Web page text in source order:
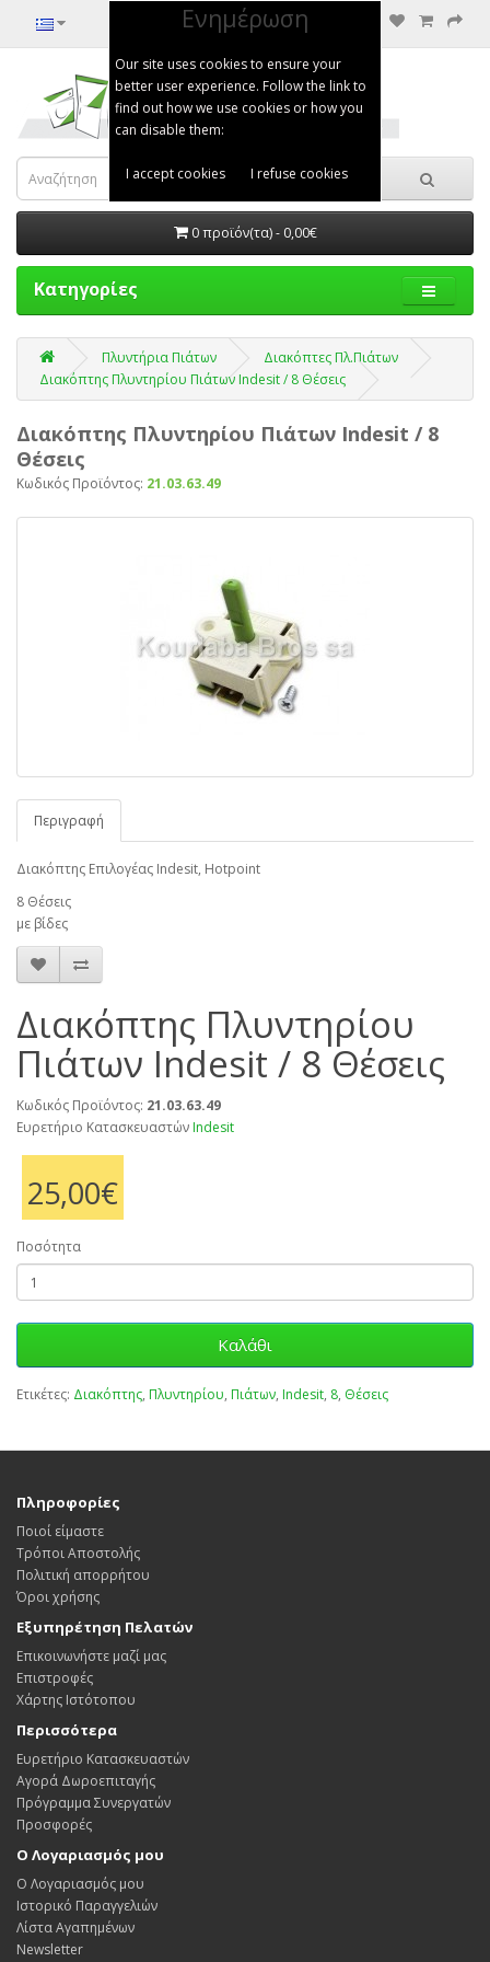
Ενημέρωση
Our site uses cookies to ensure your
better user experience. Follow the link to
find out how we use cookies or how you
can disable them:
I accept cookies I refuse cookies
0 προϊόν(τα) - 0,00€
Κατηγορίες
Πλυντήρια Πιάτων
Διακόπτες Πλ.Πιάτων
Διακόπτης Πλυντηρίου Πιάτων Indesit / 8 Θέσεις
Διακόπτης Πλυντηρίου Πιάτων Indesit / 8
Θέσεις
Κωδικός Προϊόντος: 21.03.63.49
Περιγραφή
Διακόπτης Επιλογέας Indesit, Hotpoint
8 Θέσεις
με βίδες
Διακόπτης Πλυντηρίου
Πιάτων Indesit / 8 Θέσεις
Κωδικός Προϊόντος: 21.03.63.49
Ευρετήριο Κατασκευαστών Indesit
25,00€
Ποσότητα
Καλάθι
Ετικέτες: Διακόπτης, Πλυντηρίου, Πιάτων, Indesit, 8, Θέσεις
Πληροφορίες
Ποιοί είμαστε
Τρόποι Αποστολής
Πολιτική απορρήτου
Όροι χρήσης
Εξυπηρέτηση Πελατών
Επικοινωνήστε μαζί μας
Επιστροφές
Χάρτης Ιστότοπου
Περισσότερα
Ευρετήριο Κατασκευαστών
Αγορά Δωροεπιταγής
Πρόγραμμα Συνεργατών
Προσφορές
Ο Λογαριασμός μου
Ο Λογαριασμός μου
Ιστορικό Παραγγελιών
Λίστα Αγαπημένων
Newsletter